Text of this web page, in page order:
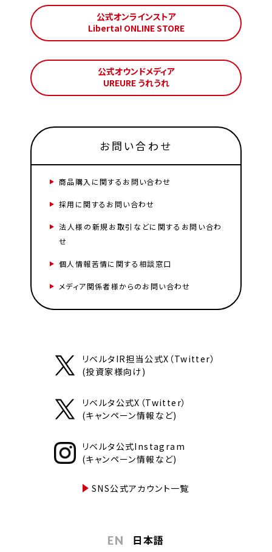
公式オンラインストア
Liberta! ONLINE STORE
公式オウンドメディア
UREURE うれうれ
お問い合わせ
商品購入に関するお問い合わせ
採用に関するお問い合わせ
法人様の新規お取引などに関するお問い合わ
せ
個人情報苦情に関する相談窓口
メディア関係者様からのお問い合わせ
リベルタIR担当公式X（Twitter）
(投資家様向け)
リベルタ公式X（Twitter）
(キャンペーン情報など)
リベルタ公式Instagram
(キャンペーン情報など)
SNS公式アカウント一覧
EN 日本語